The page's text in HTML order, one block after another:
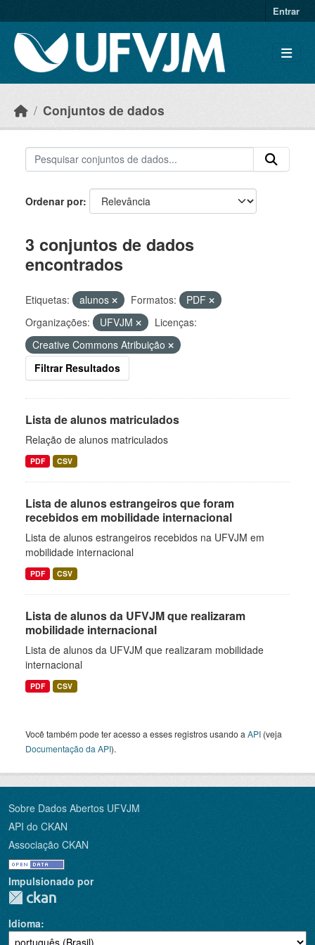
Entrar
Conjuntos de dados
Ordenar por
3 conjuntos de dados
encontrados
Etiquetas: alunos Formatos:
PDF
Organizações:
UFVJM
Licenças:
Creative Commons Atribuição
Filtrar Resultados
Lista de alunos matriculados
Relação de alunos matriculados
PDF CSV
Lista de alunos estrangeiros que foram
recebidos em mobilidade internacional
Lista de alunos estrangeiros recebidos na UFVJM em
mobilidade internacional
PDF CSV
Lista de alunos da UFVJM que realizaram
mobilidade internacional
Lista de alunos da UFVJM que realizaram mobilidade
internacional
PDF CSV
Você também pode ter acesso a esses registros usando a API (veja
Documentação da API).
Sobre Dados Abertos UFVJM
API do CKAN
Associação CKAN
Impulsionado por
Idioma